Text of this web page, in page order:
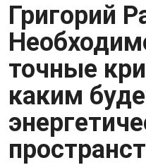
Григорий
точные
каким